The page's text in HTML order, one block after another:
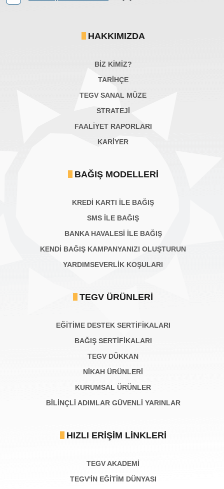
HAKKIMIZDA
BİZ KİMİZ?
TARİHÇE
TEGV SANAL MÜZE
STRATEJİ
FAALİYET RAPORLARI
KARIYER
BAĞIŞ MODELLERI
KREDİ KARTI İLE BAĞIŞ
SMS İLE BAĞIŞ
BANKA HAVALESİ İLE BAĞIŞ
KENDİ BAĞIŞ KAMPANYANIZI OLUŞTURUN
YARDIMSEVERLİK KOŞULARI
TEGV ÜRÜNLERI
EĞİTİME DESTEK SERTİFİKALARI
BAĞIŞ SERTIFIKALARI
TEGV DÜKKAN
NİKAH ÜRÜNLERİ
KURUMSAL ÜRÜNLER
BILINÇLI ADIMLAR GÜVENLI YARINLAR
HIZLI ERIŞIM LINKLERI
TEGV AKADEMI
TEGV'İN EĞİTİM DÜNYASI